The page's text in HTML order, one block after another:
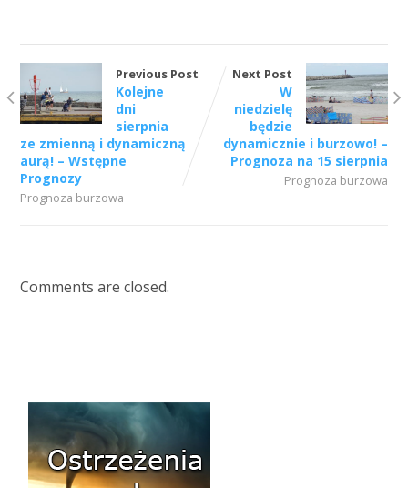
Previous Post
Kolejne
dni
sierpnia
ze zmienną i dynamiczną
aurą! – Wstępne
Prognozy
Prognoza burzowa
Next Post
W
niedzielę
będzie
dynamicznie i burzowo! –
Prognoza na 15 sierpnia
Prognoza burzowa
Comments are closed.